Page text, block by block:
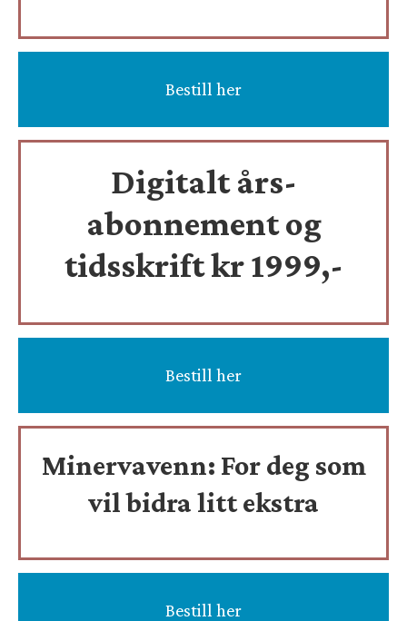
Bestill her
Digitalt års-
abonnement og
tidsskriftkr 1999,-
Bestill her
Minervavenn: For deg som
vil bidra litt ekstra
Bestill her